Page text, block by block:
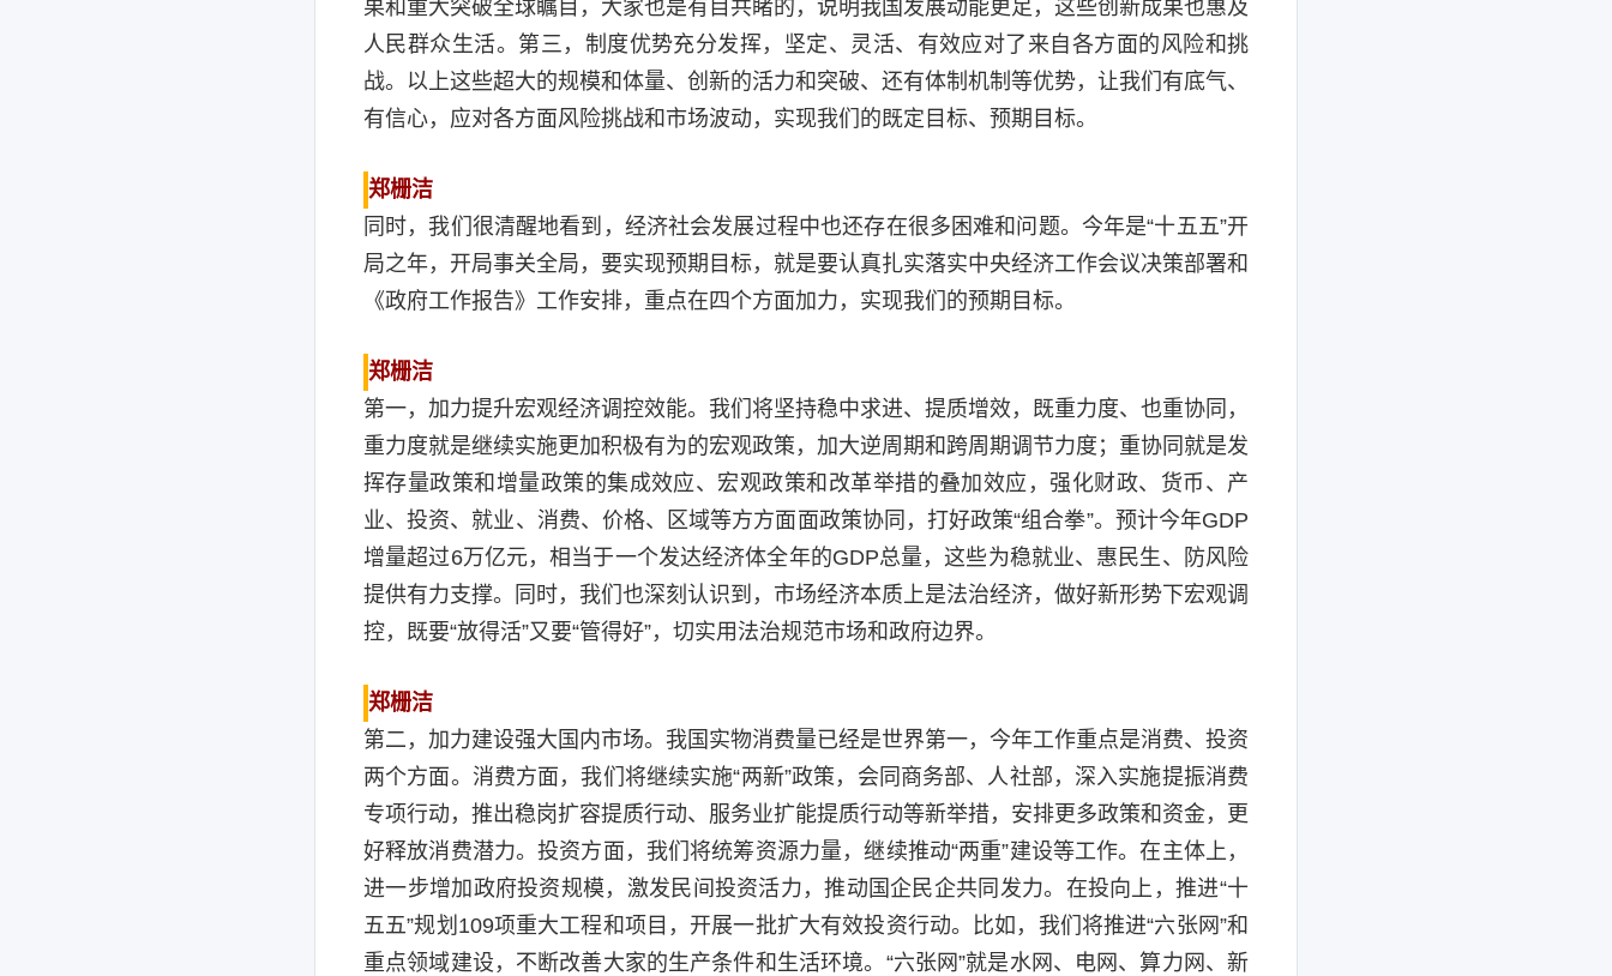
果和重大突破全球瞩目，大家也是有目共睹的，说明我国发展动能更足，这些创新成果也惠及
人民群众生活。第三，制度优势充分发挥，坚定、灵活、有效应对了来自各方面的风险和挑
战。以上这些超大的规模和体量、创新的活力和突破、还有体制机制等优势，让我们有底气、
有信心，应对各方面风险挑战和市场波动，实现我们的既定目标、预期目标。
郑栅洁
同时，我们很清醒地看到，经济社会发展过程中也还存在很多困难和问题。今年是“十五五”开
局之年，开局事关全局，要实现预期目标，就是要认真扎实落实中央经济工作会议决策部署和
《政府工作报告》工作安排，重点在四个方面加力，实现我们的预期目标。
郑栅洁
第一，加力提升宏观经济调控效能。我们将坚持稳中求进、提质增效，既重力度、也重协同，
重力度就是继续实施更加积极有为的宏观政策，加大逆周期和跨周期调节力度；重协同就是发
挥存量政策和增量政策的集成效应、宏观政策和改革举措的叠加效应，强化财政、货币、产
业、投资、就业、消费、价格、区域等方方面面政策协同，打好政策“组合拳”。预计今年GDP
增量超过6万亿元，相当于一个发达经济体全年的GDP总量，这些为稳就业、惠民生、防风险
提供有力支撑。同时，我们也深刻认识到，市场经济本质上是法治经济，做好新形势下宏观调
控，既要“放得活”又要“管得好”，切实用法治规范市场和政府边界。
郑栅洁
第二，加力建设强大国内市场。我国实物消费量已经是世界第一，今年工作重点是消费、投资
两个方面。消费方面，我们将继续实施“两新”政策，会同商务部、人社部，深入实施提振消费
专项行动，推出稳岗扩容提质行动、服务业扩能提质行动等新举措，安排更多政策和资金，更
好释放消费潜力。投资方面，我们将统筹资源力量，继续推动“两重”建设等工作。在主体上，
进一步增加政府投资规模，激发民间投资活力，推动国企民企共同发力。在投向上，推进“十
五五”规划109项重大工程和项目，开展一批扩大有效投资行动。比如，我们将推进“六张网”和
重点领域建设，不断改善大家的生产条件和生活环境。“六张网”就是水网、电网、算力网、新